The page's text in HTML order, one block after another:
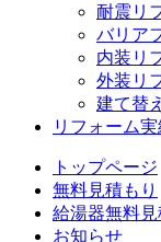
耐震リ
バリア
内装リ
外装リ
建て替え
リフォーム
トップページ
無料見積もり
給湯器無料見
お知らせ